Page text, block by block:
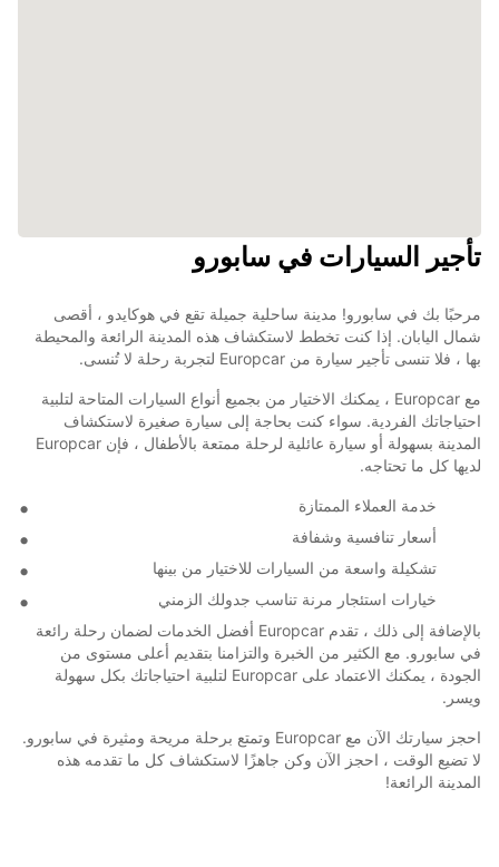
تأجير السيارات في سابورو
مرحبًا بك في سابورو! مدينة ساحلية جميلة تقع في هوكايدو ، أقصى
شمال اليابان. إذا كنت تخطط لاستكشاف هذه المدينة الرائعة والمحيطة
بها ، فلا تنسى تأجير سيارة من Europcar لتجربة رحلة لا تُنسى.
مع Europcar ، يمكنك الاختيار من بجميع أنواع السيارات المتاحة لتلبية
احتياجاتك الفردية. سواء كنت بحاجة إلى سيارة صغيرة لاستكشاف
المدينة بسهولة أو سيارة عائلية لرحلة ممتعة بالأطفال ، فإن Europcar
لديها كل ما تحتاجه.
خدمة العملاء الممتازة
أسعار تنافسية وشفافة
تشكيلة واسعة من السيارات للاختيار من بينها
خيارات استئجار مرنة تناسب جدولك الزمني
بالإضافة إلى ذلك ، تقدم Europcar أفضل الخدمات لضمان رحلة رائعة
في سابورو. مع الكثير من الخبرة والتزامنا بتقديم أعلى مستوى من
الجودة ، يمكنك الاعتماد على Europcar لتلبية احتياجاتك بكل سهولة
ويسر.
احجز سيارتك الآن مع Europcar وتمتع برحلة مريحة ومثيرة في سابورو.
لا تضيع الوقت ، احجز الآن وكن جاهزًا لاستكشاف كل ما تقدمه هذه
المدينة الرائعة!